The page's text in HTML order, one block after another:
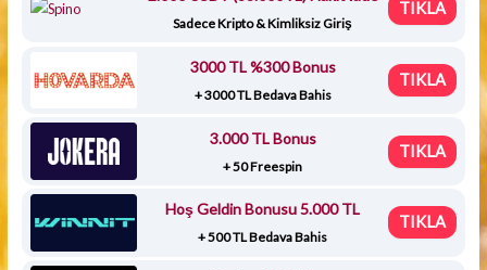
Sadece Kripto & Kimliksiz Giriş
TIKLA
3000 TL %300 Bonus
+ 3000 TL Bedava Bahis
TIKLA
3.000 TL Bonus
+ 50 Freespin
TIKLA
Hoş Geldin Bonusu 5.000 TL
+ 500 TL Bedava Bahis
TIKLA